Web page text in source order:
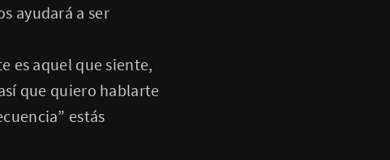
ayudará a ser
es aquel que siente,
que quiero hablarte
estás